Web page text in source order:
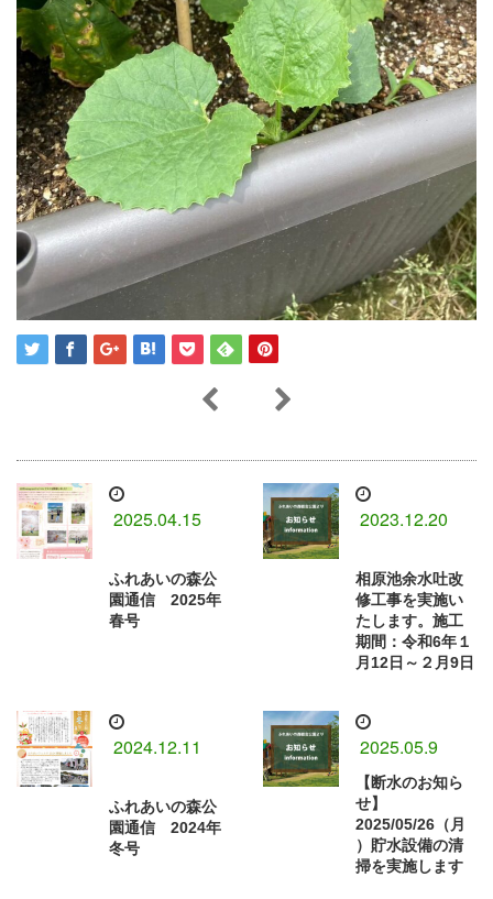
2025.04.15
ふれあいの森公
園通信 2025年
春号
2023.12.20
相原池余水吐改
修工事を実施い
たします。施工
期間：令和6年１
月12日～２月9日
2024.12.11
ふれあいの森公
園通信 2024年
冬号
2025.05.9
【断水のお知ら
せ】
2025/05/26（月
）貯水設備の清
掃を実施します